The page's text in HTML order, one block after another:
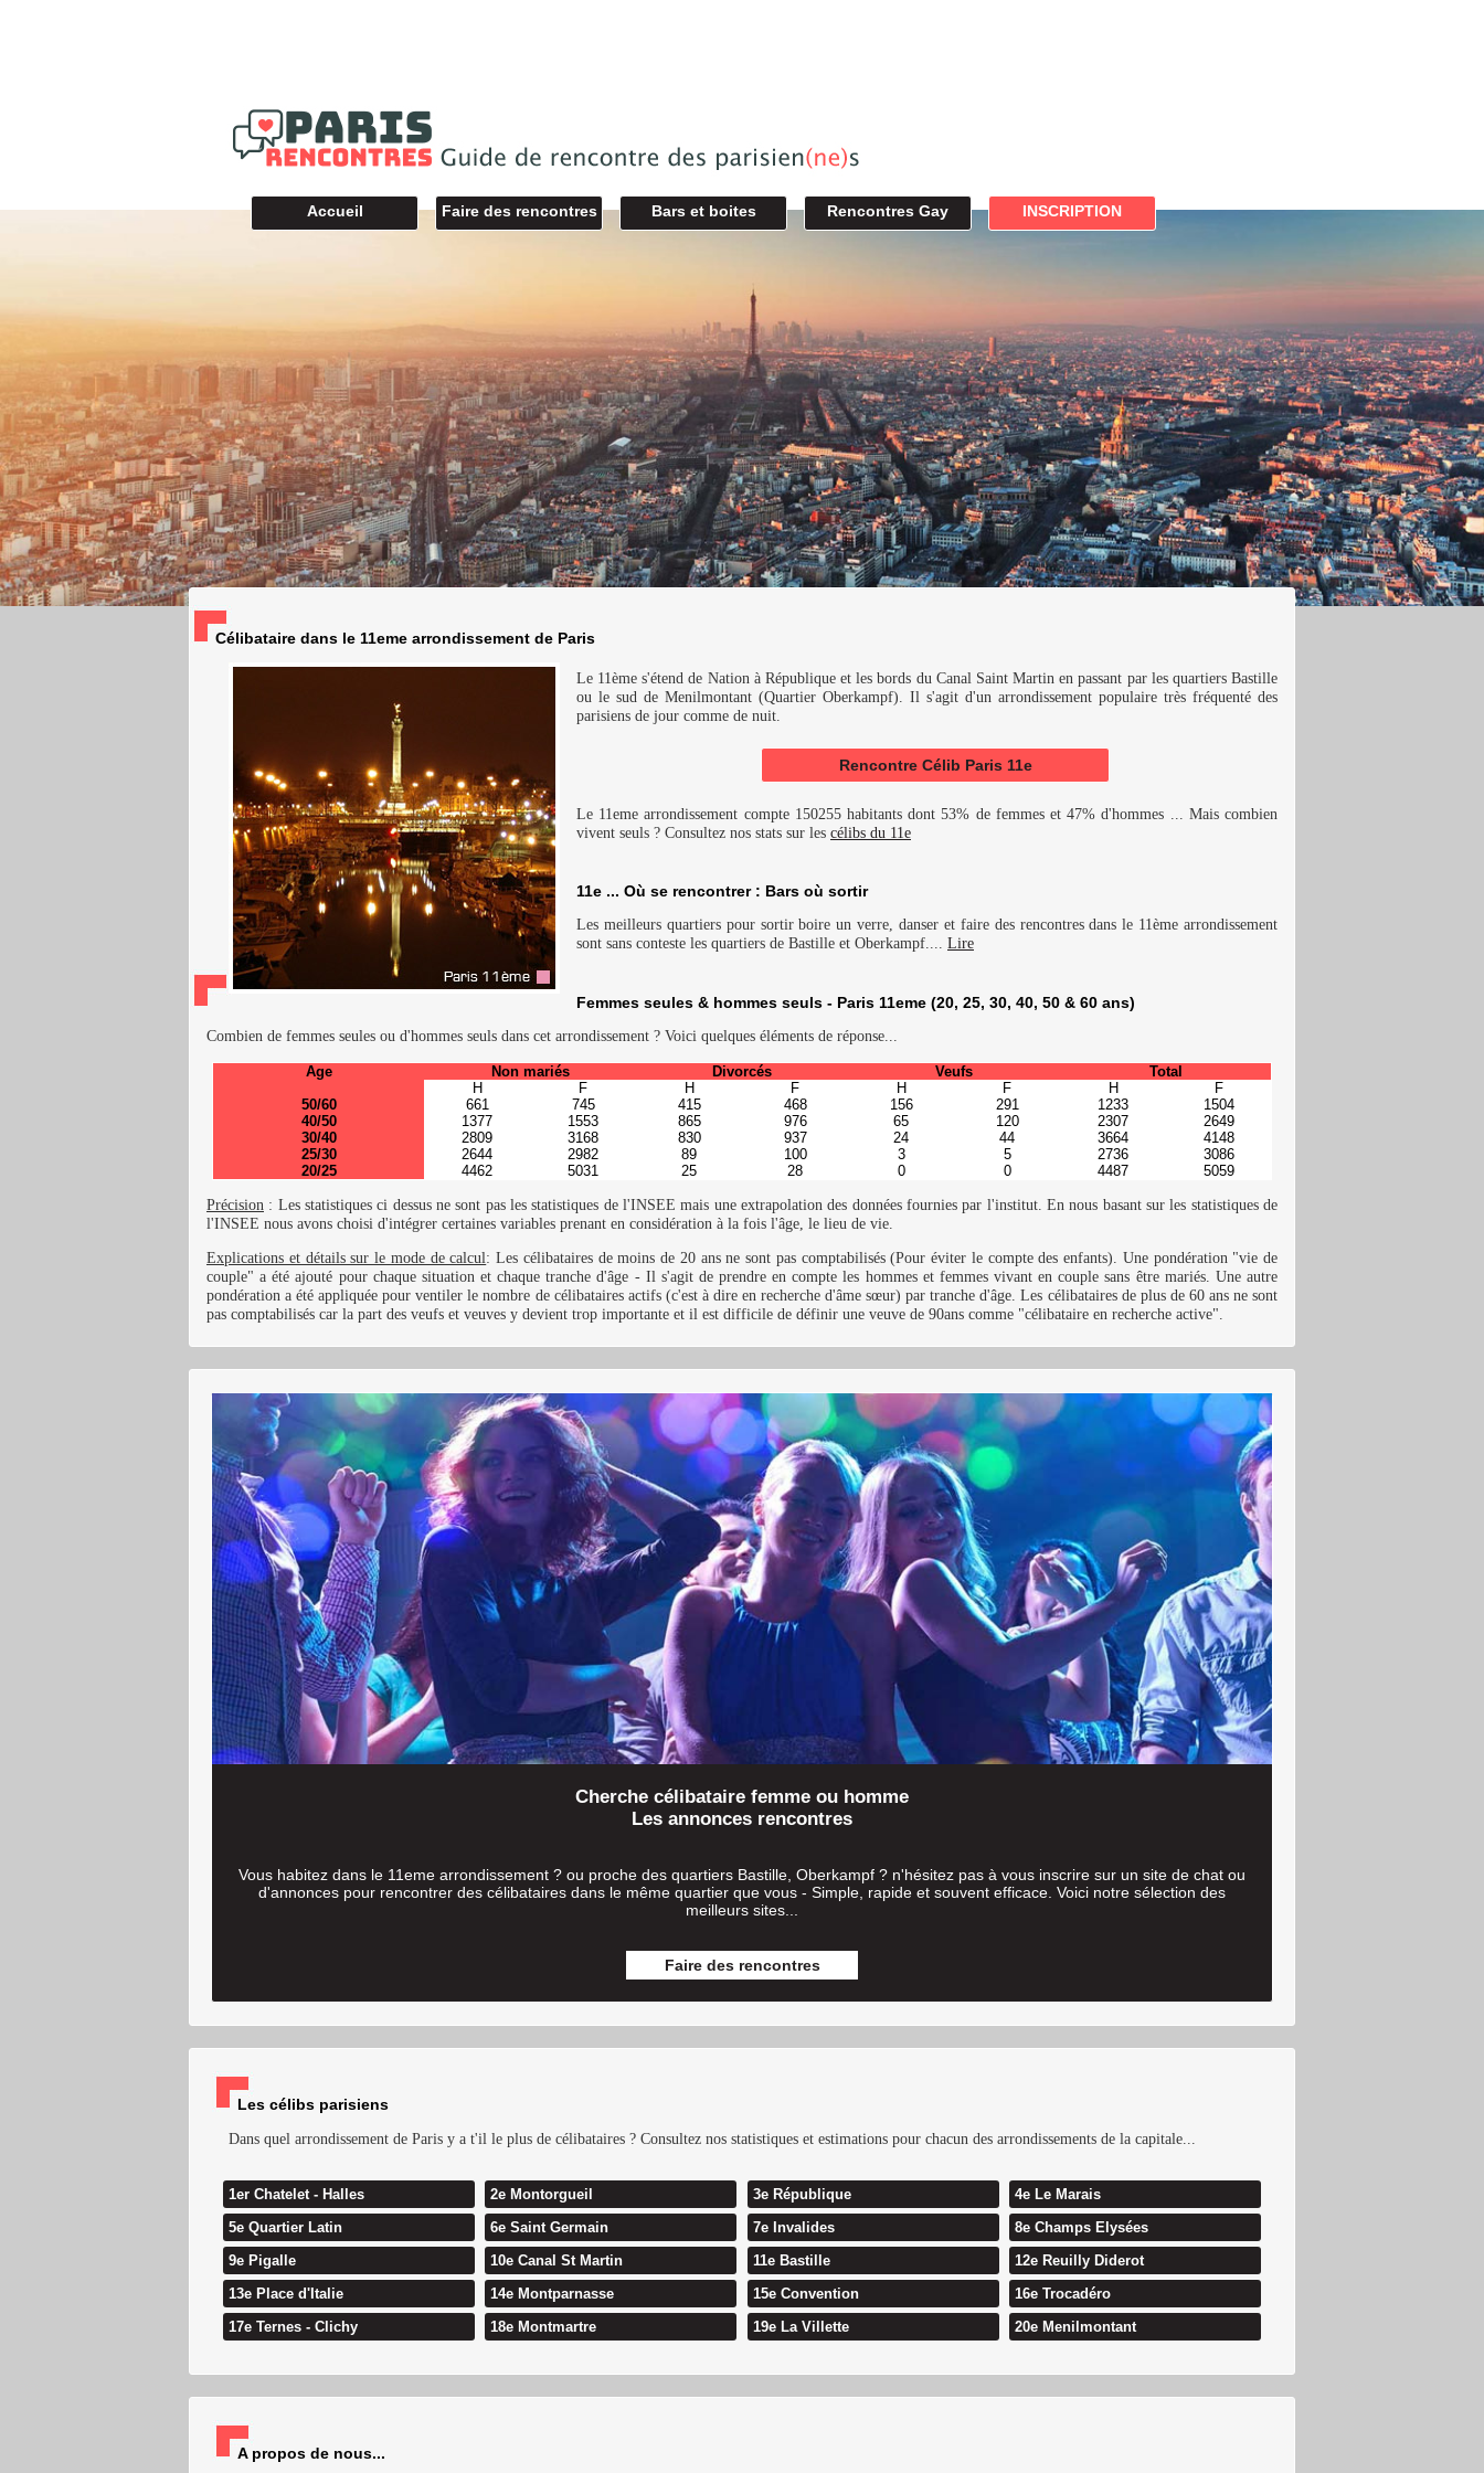
Accueil Faire des rencontres Bars et boites Rencontres Gay INSCRIPTION
Célibataire dans le 11eme arrondissement de Paris
Le 11ème s'étend de Nation à République et les bords du Canal Saint Martin en passant par les quartiers Bastille
ou le sud de Menilmontant (Quartier Oberkampf). Il s'agit d'un arrondissement populaire très fréquenté des
parisiens de jour comme de nuit.
Rencontre Célib Paris 11e
Le 11eme arrondissement compte 150255 habitants dont 53% de femmes et 47% d'hommes ... Mais combien
vivent seuls ? Consultez nos stats sur les célibs du 11e
11e ... Où se rencontrer : Bars où sortir
Les meilleurs quartiers pour sortir boire un verre, danser et faire des rencontres dans le 11ème arrondissement
sont sans conteste les quartiers de Bastille et Oberkampf.... Lire
Femmes seules & hommes seuls - Paris 11eme (20, 25, 30, 40, 50 & 60 ans)
Combien de femmes seules ou d'hommes seuls dans cet arrondissement ? Voici quelques éléments de réponse...
Age Non mariés Divorcés Veufs
Total
H
F H F H F H
F
50/60
661 745 415 468 156 291 1233
1504
40/50
1377 1553 865 976 65 120 2307
2649
30/40
2809 3168 830 937 24 44 3664
4148
25/30
2644 2982 89 100 3 5 2736
3086
20/25
4462 5031 25 28 0 0 4487 5059
Précision : Les statistiques ci dessus ne sont pas les statistiques de l'INSEE mais une extrapolation des données fournies par l'institut. En nous basant sur les statistiques de
l'INSEE nous avons choisi d'intégrer certaines variables prenant en considération à la fois l'âge, le lieu de vie.
Explications et détails sur le mode de calcul: Les célibataires de moins de 20 ans ne sont pas comptabilisés (Pour éviter le compte des enfants). Une pondération "vie de
couple" a été ajouté pour chaque situation et chaque tranche d'âge - Il s'agit de prendre en compte les hommes et femmes vivant en couple sans être mariés. Une autre
pondération a été appliquée pour ventiler le nombre de célibataires actifs (c'est à dire en recherche d'âme sœur) par tranche d'âge. Les célibataires de plus de 60 ans ne sont
pas comptabilisés car la part des veufs et veuves y devient trop importante et il est difficile de définir une veuve de 90ans comme "célibataire en recherche active".
Cherche célibataire femme ou homme
Les annonces rencontres
Vous habitez dans le 11eme arrondissement ? ou proche des quartiers Bastille, Oberkampf ? n'hésitez pas à vous inscrire sur un site de chat ou
d'annonces pour rencontrer des célibataires dans le même quartier que vous - Simple, rapide et souvent efficace. Voici notre sélection des
meilleurs sites...
Faire des rencontres
Les célibs parisiens
Dans quel arrondissement de Paris y a t'il le plus de célibataires ? Consultez nos statistiques et estimations pour chacun des arrondissements de la capitale...
1er Chatelet - Halles 2e Montorgueil 3e République
4e Le Marais
5e Quartier Latin
6e Saint Germain 7e Invalides
8e Champs Elysées
9e Pigalle
10e Canal St Martin 11e Bastille
12e Reuilly Diderot
13e Place d'Italie
14e Montparnasse 15e Convention
16e Trocadéro
17e Ternes - Clichy
18e Montmartre 19e La Villette 20e Menilmontant
A propos de nous...